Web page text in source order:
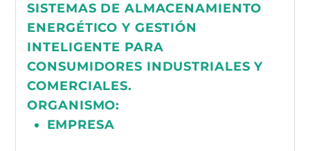
SISTEMAS DE ALMACENAMIENTO
ENERGÉTICO Y GESTIÓN
INTELIGENTE PARA
CONSUMIDORES INDUSTRIALES Y
COMERCIALES.
ORGANISMO:
EMPRESA